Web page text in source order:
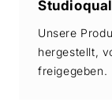
Unsere
hergestellt,
freigegeben.